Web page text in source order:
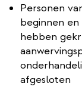
Personen
beginnen
hebben
afgesloten